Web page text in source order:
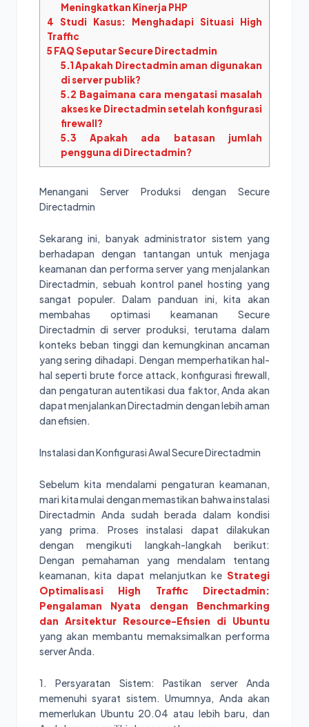
Meningkatkan Kinerja PHP
4 Studi Kasus: Menghadapi Situasi High
Traffic
5FAQ Seputar Secure Directadmin
5.1Apakah Directadmin aman digunakan
di server publik?
5.2 Bagaimana cara mengatasi masalah
akses ke Directadmin setelah konfigurasi
firewall?
5.3 Apakah ada batasan jumlah
pengguna di Directadmin?
Menangani Server Produksi dengan Secure
Directadmin
Sekarang ini, banyak administrator sistem yang
berhadapan dengan tantangan untuk menjaga
keamanan dan performa server yang menjalankan
Directadmin, sebuah kontrol panel hosting yang
sangat populer. Dalam panduan ini, kita akan
membahas optimasi keamanan Secure
Directadmin di server produksi, terutama dalam
konteks beban tinggi dan kemungkinan ancaman
yang sering dihadapi. Dengan memperhatikan hal-
hal seperti brute force attack, konfigurasi firewall,
dan pengaturan autentikasi dua faktor, Anda akan
dapat menjalankan Directadmin dengan lebih aman
dan efisien.
Instalasi dan Konfigurasi Awal Secure Directadmin
Sebelum kita mendalami pengaturan keamanan,
mari kita mulai dengan memastikan bahwa instalasi
Directadmin Anda sudah berada dalam kondisi
yang prima. Proses instalasi dapat dilakukan
dengan mengikuti langkah-langkah berikut:
Dengan pemahaman yang mendalam tentang
keamanan, kita dapat melanjutkan ke Strategi
Optimalisasi High Traffic Directadmin:
Pengalaman Nyata dengan Benchmarking
dan Arsitektur Resource-Efisien di Ubuntu
yang akan membantu memaksimalkan performa
server Anda.
1. Persyaratan Sistem: Pastikan server Anda
memenuhi syarat sistem. Umumnya, Anda akan
memerlukan Ubuntu 20.04 atau lebih baru, dan